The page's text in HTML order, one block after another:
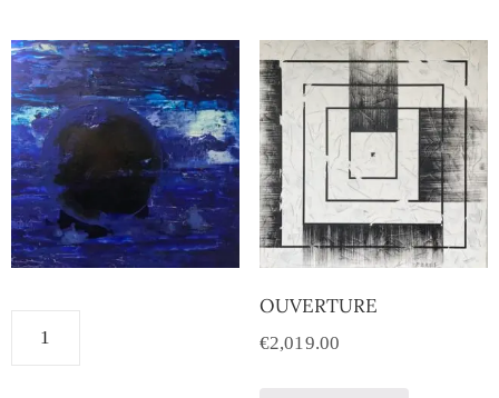
OUVERTURE
€2,019.00